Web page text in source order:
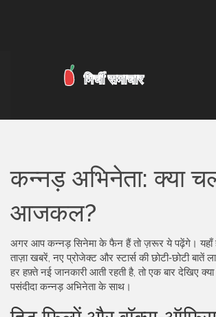
कन्नड़ अभिनेता: क्या
आजकल?
अगर आप कन्नड़ सिनेमा के फैन हैं तो ज़रूर ये पढ़ेंगे।
ताज़ा खबरें, नए प्रोजेक्ट और स्टार्स की छोटी‑छोटी बातें
हर हफ़्ते नई जानकारी आती रहती है, तो एक बार देखिए
पसंदीदा कन्नड़ अभिनेता के साथ।